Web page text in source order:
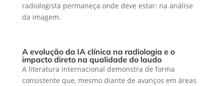
radiologista permaneça onde deve estar: na análise
da imagem.
A evolução da IA clínica na radiologia e o
impacto direto na qualidade do laudo
A literatura internacional demonstra de forma
consistente que, mesmo diante de avanços em áreas